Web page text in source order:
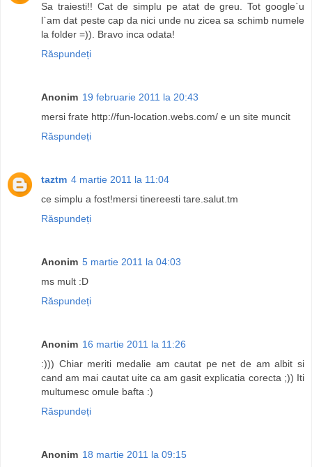
Sa traiesti!! Cat de simplu pe atat de greu. Tot google`u
l`am dat peste cap da nici unde nu zicea sa schimb numele
la folder =)). Bravo inca odata!
Răspundeți
Anonim 19 februarie 2011 la 20:43
mersi frate http://fun-location.webs.com/ e un site muncit
Răspundeți
taztm 4 martie 2011 la 11:04
ce simplu a fost!mersi tinereesti tare.salut.tm
Răspundeți
Anonim 5 martie 2011 la 04:03
ms mult :D
Răspundeți
Anonim 16 martie 2011 la 11:26
:))) Chiar meriti medalie am cautat pe net de am albit si
cand am mai cautat uite ca am gasit explicatia corecta ;)) Iti
multumesc omule bafta :)
Răspundeți
Anonim 18 martie 2011 la 09:15